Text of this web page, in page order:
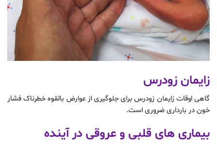
زایمان زودرس
گاهی اوقات زایمان زودرس برای جلوگیری از عوارض بالقوه خطرناک فشار
خون در بارداری ضروری است.
بیماری های قلبی و عروقی در آینده